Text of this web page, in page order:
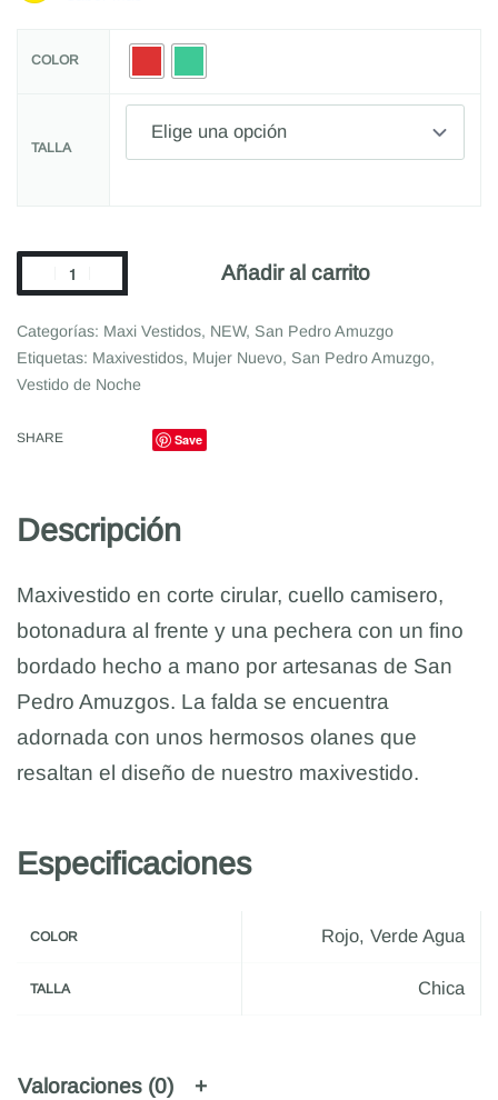
COLOR
TALLA
Añadir al carrito
Categorías: Maxi Vestidos, NEW, San Pedro Amuzgo
Etiquetas: Maxivestidos, Mujer Nuevo, San Pedro Amuzgo,
Vestido de Noche
SHARE Save
Descripción
Maxivestido en corte cirular, cuello camisero,
botonadura al frente y una pechera con un fino
bordado hecho a mano por artesanas de San
Pedro Amuzgos. La falda se encuentra
adornada con unos hermosos olanes que
resaltan el diseño de nuestro maxivestido.
Especificaciones
COLOR Rojo, Verde Agua
TALLA Chica
Valoraciones (0)